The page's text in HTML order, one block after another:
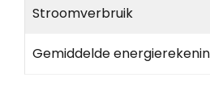
Stroomverbruik
Gemiddelde